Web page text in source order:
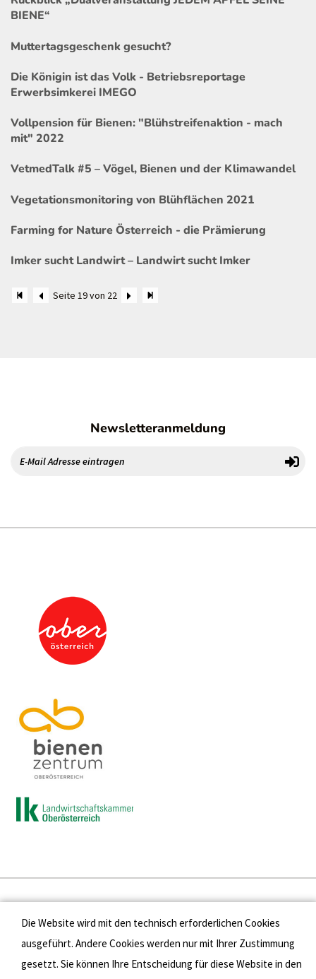
BIENE“
Muttertagsgeschenk gesucht?
Die Königin ist das Volk - Betriebsreportage
Erwerbsimkerei IMEGO
Vollpension für Bienen: "Blühstreifenaktion - mach
mit" 2022
VetmedTalk #5 – Vögel, Bienen und der Klimawandel
Vegetationsmonitoring von Blühflächen 2021
Farming for Nature Österreich - die Prämierung
Imker sucht Landwirt – Landwirt sucht Imker
Seite 19 von 22
Newsletteranmeldung
Presse
Kontakt
Datenschutz
Die Website wird mit den technisch erforderlichen Cookies
ausgeführt. Andere Cookies werden nur mit Ihrer Zustimmung
gesetzt. Sie können Ihre Entscheidung für diese Website in den